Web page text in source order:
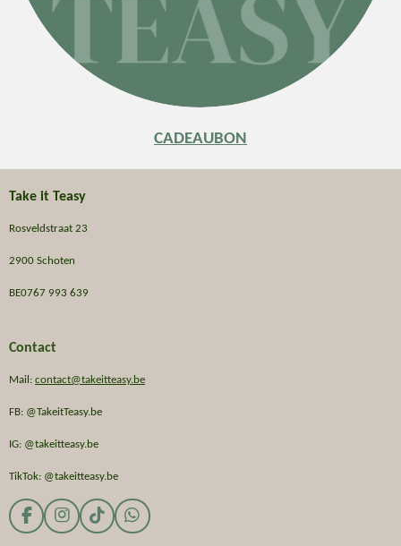
CADEAUBON
Take it Teasy
Rosveldstraat 23
2900 Schoten
BE0767 993 639
Contact
Mail: contact@takeitteasy.be
FB: @TakeitTeasy.be
IG: @takeitteasy.be
TikTok: @takeitteasy.be
F
I
T
W